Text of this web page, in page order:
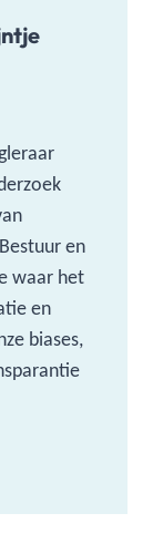
en
waar het
en
biases,